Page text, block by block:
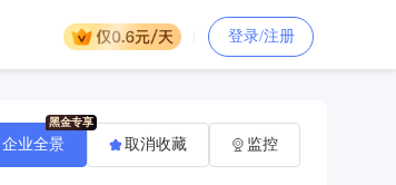
登录/注册
企业全景 取消收藏 监控